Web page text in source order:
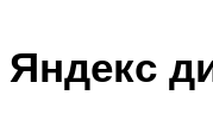
Яндекс